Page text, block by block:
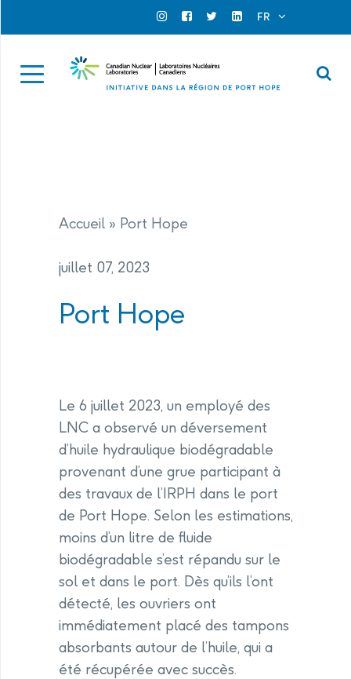
Official InstagramOfficial Facebook
Official TwitterOfficial Linkedin
FR
Accueil » Port Hope
juillet 07, 2023
Port Hope
Le 6 juillet 2023, un employé des
LNC a observé un déversement
d’huile hydraulique biodégradable
provenant d’une grue participant à
des travaux de l’IRPH dans le port
de Port Hope. Selon les estimations,
moins d’un litre de fluide
biodégradable s’est répandu sur le
sol et dans le port. Dès qu’ils l’ont
détecté, les ouvriers ont
immédiatement placé des tampons
absorbants autour de l’huile, qui a
été récupérée avec succès.